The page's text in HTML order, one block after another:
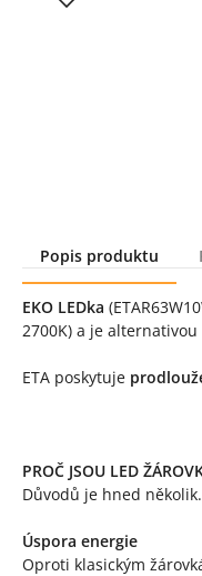
Popis produktu
Popis
EKO LEDka
2700K) a je alternativou
ETA poskytuje
PROČ JSOU LED
Důvodů je hned
Úspora energie
Oproti klasickým